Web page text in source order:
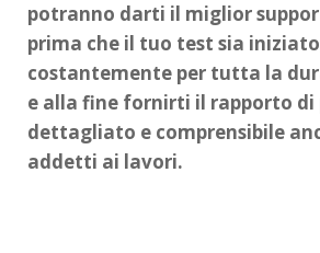
potranno darti il miglior
prima che il tuo test sia
costantemente per tutta la
e alla fine fornirti il rapporto di
dettagliato e comprensibile
addetti ai lavori.